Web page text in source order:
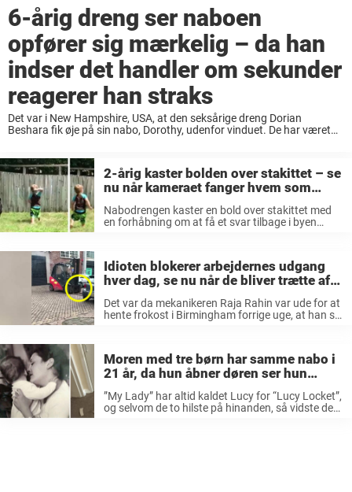
6-årig dreng ser naboen
opfører sig mærkelig – da han
indser det handler om sekunder
reagerer han straks
Det var i New Hampshire, USA, at den seksårige dreng Dorian
Beshara fik øje på sin nabo, Dorothy, udenfor vinduet. De har været
2-årig kaster bolden over stakittet – se
nu når kameraet fanger hvem som
kaster bolden tilbage sekunder senere
Nabodrengen kaster en bold over stakittet med
en forhåbning om at få et svar tilbage i byen
Idioten blokerer arbejdernes udgang
hver dag, se nu når de bliver trætte af
det og giver svar på tiltale
Det var da mekanikeren Raja Rahin var ude for at
hente frokost i Birmingham forrige uge, at han så
Moren med tre børn har samme nabo i
21 år, da hun åbner døren ser hun
ødelæggelserne
”My Lady” har altid kaldet Lucy for “Lucy Locket”,
og selvom de to hilste på hinanden, så vidste de